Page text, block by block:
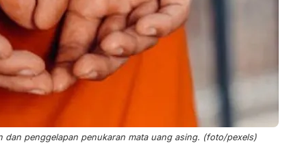
dan penggelapan penukaran mata uang asing. (foto/pexels)